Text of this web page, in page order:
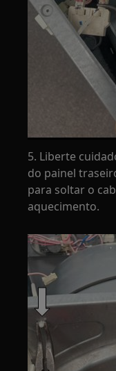
5. Liberte
do painel
para soltar o
aquecimento.